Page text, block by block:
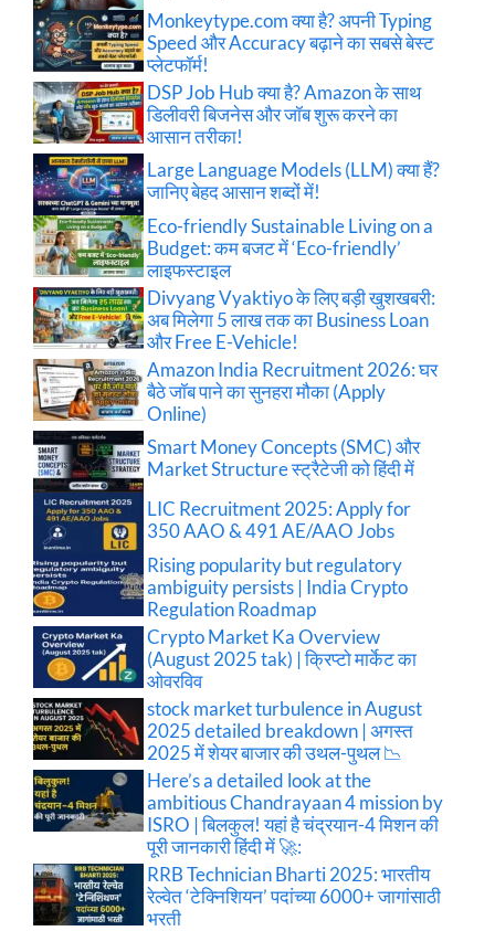
Monkeytype.com क्या है? अपनी Typing
Speed और Accuracy बढ़ाने का सबसे बेस्ट
प्लेटफॉर्म!
DSP Job Hub क्या है? Amazon के साथ
डिलीवरी बिजनेस और जॉब शुरू करने का
आसान तरीका!
Large Language Models (LLM) क्या हैं?
जानिए बेहद आसान शब्दों में!
Eco-friendly Sustainable Living on a
Budget: कम बजट में ‘Eco-friendly’
लाइफस्टाइल
Divyang Vyaktiyo के लिए बड़ी खुशखबरी:
अब मिलेगा 5 लाख तक का Business Loan
और Free E-Vehicle!
Amazon India Recruitment 2026: घर
बैठे जॉब पाने का सुनहरा मौका (Apply
Online)
Smart Money Concepts (SMC) और
Market Structure स्ट्रैटेजी को हिंदी में
LIC Recruitment 2025: Apply for
350 AAO & 491 AE/AAO Jobs
Rising popularity but regulatory
ambiguity persists | India Crypto
Regulation Roadmap
Crypto Market Ka Overview
(August 2025 tak) | क्रिप्टो मार्केट का
ओवरविव
stock market turbulence in August
2025 detailed breakdown | अगस्त
2025 में शेयर बाजार की उथल-पुथल 📉
Here’s a detailed look at the
ambitious Chandrayaan 4 mission by
ISRO | बिलकुल! यहां है चंद्रयान-4 मिशन की
पूरी जानकारी हिंदी में 🚀:
RRB Technician Bharti 2025: भारतीय
रेल्वेत ‘टेक्निशियन’ पदांच्या 6000+ जागांसाठी
भरती